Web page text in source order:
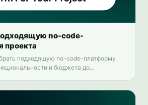
no-code-
проекта
подходящую no-code-платформу
и бюджета до